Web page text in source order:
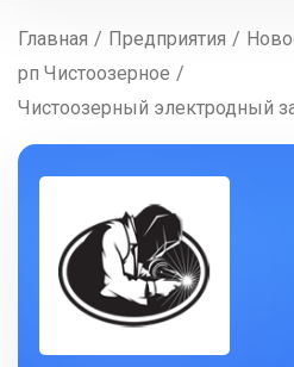
Главная / Предприятия /
рп Чистоозерное /
Чистоозерный электродный